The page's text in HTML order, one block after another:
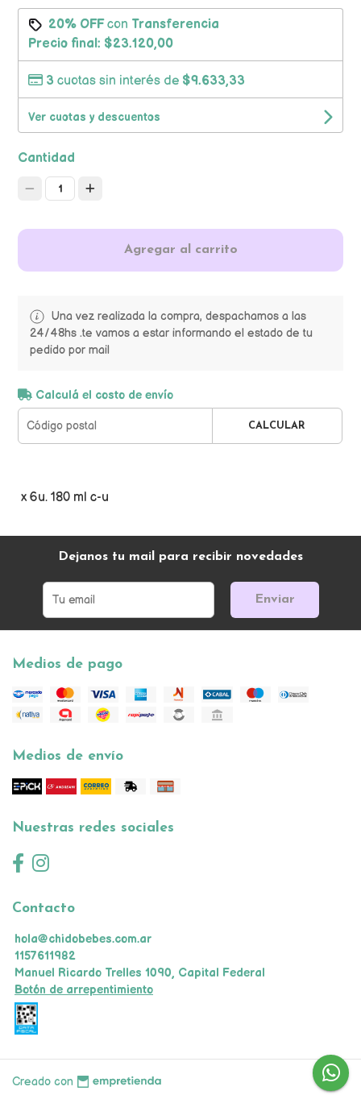
20% OFFcon Transferencia
Precio final: $23.120,00
3 cuotas sin interés de $9.633,33
Ver cuotas y descuentos
Cantidad
1
Agregar al carrito
Una vez realizada la compra, despachamos a las
24/48hs .te vamos a estar informando el estado de tu
pedido por mail
Calculá el costo de envío
CALCULAR
x 6u. 180 ml c-u
Dejanos tu mail para recibir novedades
Enviar
Medios de pago
Medios de envío
Nuestras redes sociales
Contacto
hola@chidobebes.com.ar
1157611982
Manuel Ricardo Trelles 1090, Capital Federal
Botón de arrepentimiento
Creado con